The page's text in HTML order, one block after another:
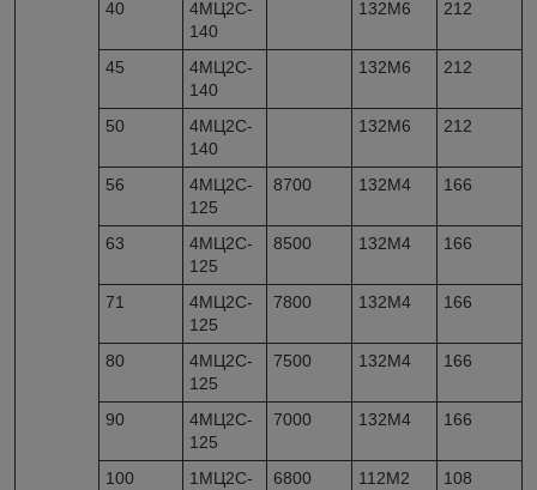
40
4МЦ2С-
140
132М6 212
45
4МЦ2С-
140
132М6 212
50
4МЦ2С-
140
132М6 212
56
4МЦ2С-
125
8700 132M4 166
63
4МЦ2С-
125
8500 132M4 166
71
4МЦ2С-
125
7800 132M4 166
80
4МЦ2С-
125
7500 132M4 166
90
4МЦ2С-
125
7000 132M4 166
100
1МЦ2С-
6800 112M2 108